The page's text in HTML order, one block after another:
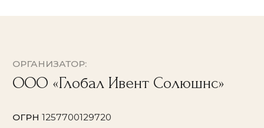
© 2026 Все права защищены
Политика конфиденциальности
Согласие на обработку персональных данных